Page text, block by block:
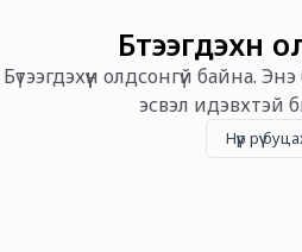
Бүтээгдэхүүн
Бүтээгдэхүүн олдсонгүй байна. Энэ
эсвэл идэвхтэй
Нүүр рүү